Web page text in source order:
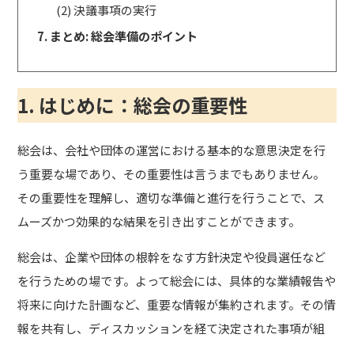
(2) 決議事項の実行
7. まとめ: 総会準備のポイント
1. はじめに：総会の重要性
総会は、会社や団体の運営における基本的な意思決定を行
う重要な場であり、その重要性は言うまでもありません。
その重要性を理解し、適切な準備と進行を行うことで、ス
ムーズかつ効果的な結果を引き出すことができます。
総会は、企業や団体の根幹をなす方針決定や役員選任など
を行うための場です。よって総会には、具体的な業績報告や
将来に向けた計画など、重要な情報が集約されます。その情
報を共有し、ディスカッションを経て決定された事項が組